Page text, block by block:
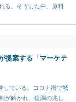
る。そうした中、原料
提案する「マーケテ
している。コロナ禍で減
が解かれ、復調の兆し